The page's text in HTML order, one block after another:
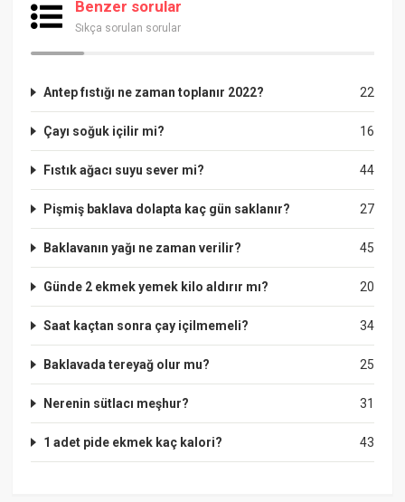
Benzer sorular
Sıkça sorulan sorular
22
Antep fıstığı ne zaman toplanır 2022?
16
Çayı soğuk içilir mi?
44
Fıstık ağacı suyu sever mi?
27
Pişmiş baklava dolapta kaç gün saklanır?
45
Baklavanın yağı ne zaman verilir?
20
Günde 2 ekmek yemek kilo aldırır mı?
34
Saat kaçtan sonra çay içilmemeli?
25
Baklavada tereyağ olur mu?
31
Nerenin sütlacı meşhur?
43
1 adet pide ekmek kaç kalori?